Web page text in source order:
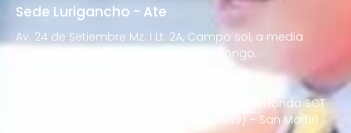
Sede Lurigancho - Ate
Av. 24 de Setiembre Mz. I Lt. 2A, Campo sol, a media
cuadra del Paradero Cabana, Carapongo.
Av. Francisco Bolognesi Nro. 101 Urb. Mesa Redonda SCT
02 (Esquina con Av. Gerardo Unger 7049) – San Martin